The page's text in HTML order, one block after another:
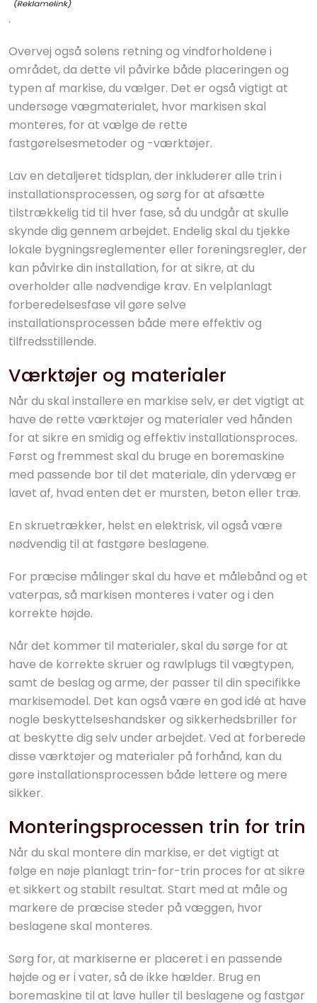
.
Overvej også solens retning og vindforholdene i
området, da dette vil påvirke både placeringen og
typen af markise, du vælger. Det er også vigtigt at
undersøge vægmaterialet, hvor markisen skal
monteres, for at vælge de rette
fastgørelsesmetoder og -værktøjer.
Lav en detaljeret tidsplan, der inkluderer alle trin i
installationsprocessen, og sørg for at afsætte
tilstrækkelig tid til hver fase, så du undgår at skulle
skynde dig gennem arbejdet. Endelig skal du tjekke
lokale bygningsreglementer eller foreningsregler, der
kan påvirke din installation, for at sikre, at du
overholder alle nødvendige krav. En velplanlagt
forberedelsesfase vil gøre selve
installationsprocessen både mere effektiv og
tilfredsstillende.
Værktøjer og materialer
Når du skal installere en markise selv, er det vigtigt at
have de rette værktøjer og materialer ved hånden
for at sikre en smidig og effektiv installationsproces.
Først og fremmest skal du bruge en boremaskine
med passende bor til det materiale, din ydervæg er
lavet af, hvad enten det er mursten, beton eller træ.
En skruetrækker, helst en elektrisk, vil også være
nødvendig til at fastgøre beslagene.
For præcise målinger skal du have et målebånd og et
vaterpas, så markisen monteres i vater og i den
korrekte højde.
Når det kommer til materialer, skal du sørge for at
have de korrekte skruer og rawlplugs til vægtypen,
samt de beslag og arme, der passer til din specifikke
markisemodel. Det kan også være en god idé at have
nogle beskyttelseshandsker og sikkerhedsbriller for
at beskytte dig selv under arbejdet. Ved at forberede
disse værktøjer og materialer på forhånd, kan du
gøre installationsprocessen både lettere og mere
sikker.
Monteringsprocessen trin for trin
Når du skal montere din markise, er det vigtigt at
følge en nøje planlagt trin-for-trin proces for at sikre
et sikkert og stabilt resultat. Start med at måle og
markere de præcise steder på væggen, hvor
beslagene skal monteres.
Sørg for, at markiserne er placeret i en passende
højde og er i vater, så de ikke hælder. Brug en
boremaskine til at lave huller til beslagene og fastgør